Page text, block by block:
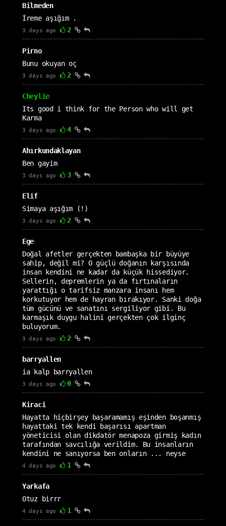
Bilmeden
İreme aşığım .
3 days ago 2
Pirno
Bunu okuyan oç
3 days ago 2
Cheylie
Its good i think for the Person who will get
Karma
3 days ago 4
Ahırkundaklayan
Ben gayim
3 days ago 3
Elif
Simaya aşığım (!)
3 days ago 2
Ege
Doğal afetler gerçekten bambaşka bir büyüye
sahip, değil mi? O güçlü doğanın karşısında
insan kendini ne kadar da küçük hissediyor.
Sellerin, depremlerin ya da fırtınaların
yarattığı o tarifsiz manzara insanı hem
korkutuyor hem de hayran bırakıyor. Sanki doğa
tüm gücünü ve sanatını sergiliyor gibi. Bu
karmaşık duygu halini gerçekten çok ilginç
buluyorum.
3 days ago 2
barryallen
ia kalp barryallen
3 days ago 0
Kiraci
Hayatta hiçbirşey başaramamış eşinden boşanmış
hayattaki tek kendi başarısı apartman
yöneticisi olan dikdatör menapoza girmiş kadın
tarafından savcılığa verildim. Bu insanların
kendini ne sanıyorsa ben onların ... neyse
4 days ago 1
Yarkafa
Otuz birrr
4 days ago 1